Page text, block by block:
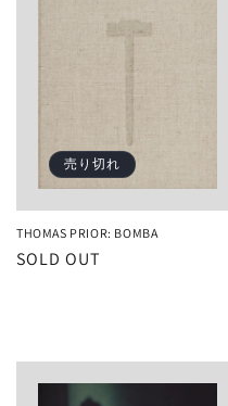
売り切れ
THOMAS PRIOR: BOMBA
SOLD OUT